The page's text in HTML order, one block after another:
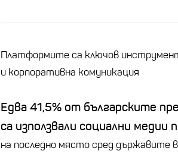
Платформите са ключов
и корпоративна комуникация
Едва 41,5% от българските
са използвали социални медии
на последно място сред държавите